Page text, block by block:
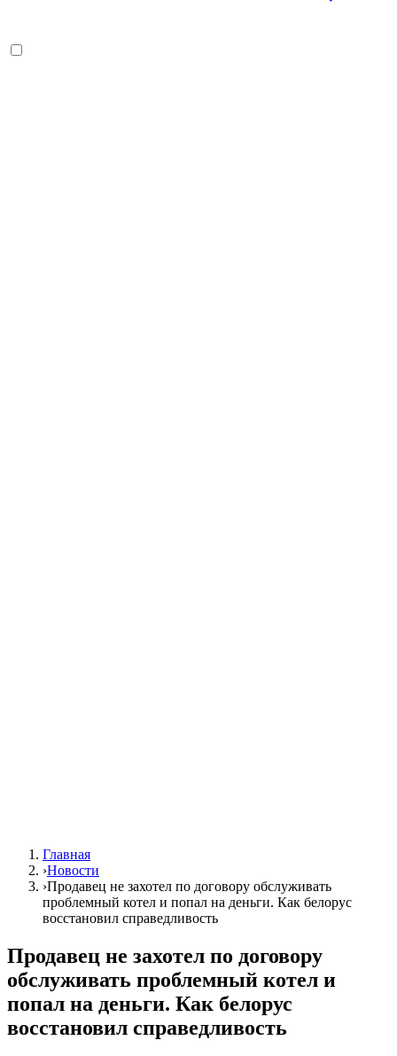
Главная
›Новости
›Продавец не захотел по договору обслуживать
проблемный котел и попал на деньги. Как белорус
восстановил справедливость
Продавец не захотел по договору
обслуживать проблемный котел и
попал на деньги. Как белорус
восстановил справедливость